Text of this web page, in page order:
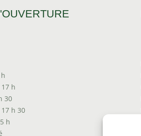
h
30
h 30
h